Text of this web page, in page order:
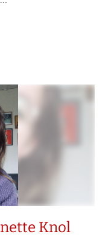
Knol